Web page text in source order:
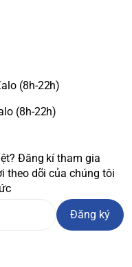
(8h-22h)
(8h-22h)
Đăng kí tham gia
theo dõi của chúng tôi
Đăng ký